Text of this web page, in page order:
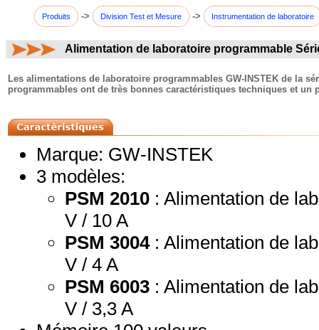
Produits -> Division Test et Mesure -> Instrumentation de laboratoire
Alimentation de laboratoire programmable
Les alimentations de laboratoire programmables GW-INSTEK de la
programmables ont de très bonnes caractéristiques techniques et un
Marque: GW-INSTEK
3 modèles:
PSM 2010 : Alimentation de
V / 10 A
PSM 3004 : Alimentation de
V / 4 A
PSM 6003 : Alimentation de
V / 3,3 A